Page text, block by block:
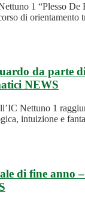
1 “Plesso De
di orientamento
da parte
NEWS
Nettuno 1
intuizione e
di fine anno